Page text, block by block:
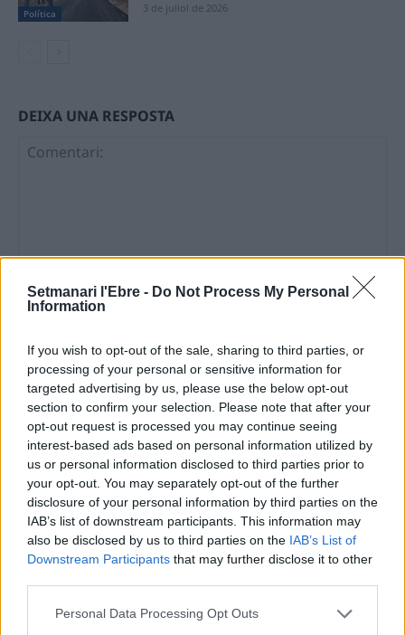
Setmanari l'Ebre - Do Not Process My Personal
Information
If you wish to opt-out of the sale, sharing to third parties, or
processing of your personal or sensitive information for
targeted advertising by us, please use the below opt-out
section to confirm your selection. Please note that after your
opt-out request is processed you may continue seeing
interest-based ads based on personal information utilized by
us or personal information disclosed to third parties prior to
your opt-out. You may separately opt-out of the further
disclosure of your personal information by third parties on the
IAB’s list of downstream participants. This information may
also be disclosed by us to third parties on the IAB’s List of
Downstream Participants that may further disclose it to other
Personal Data Processing Opt Outs
Política 3 de juliol de 2026
DEIXA UNA RESPOSTA
Comentari:
Deseu el meu nom, el correu electrònic i el lloc web en
aquest navegador per a la propera vegada que comenti.